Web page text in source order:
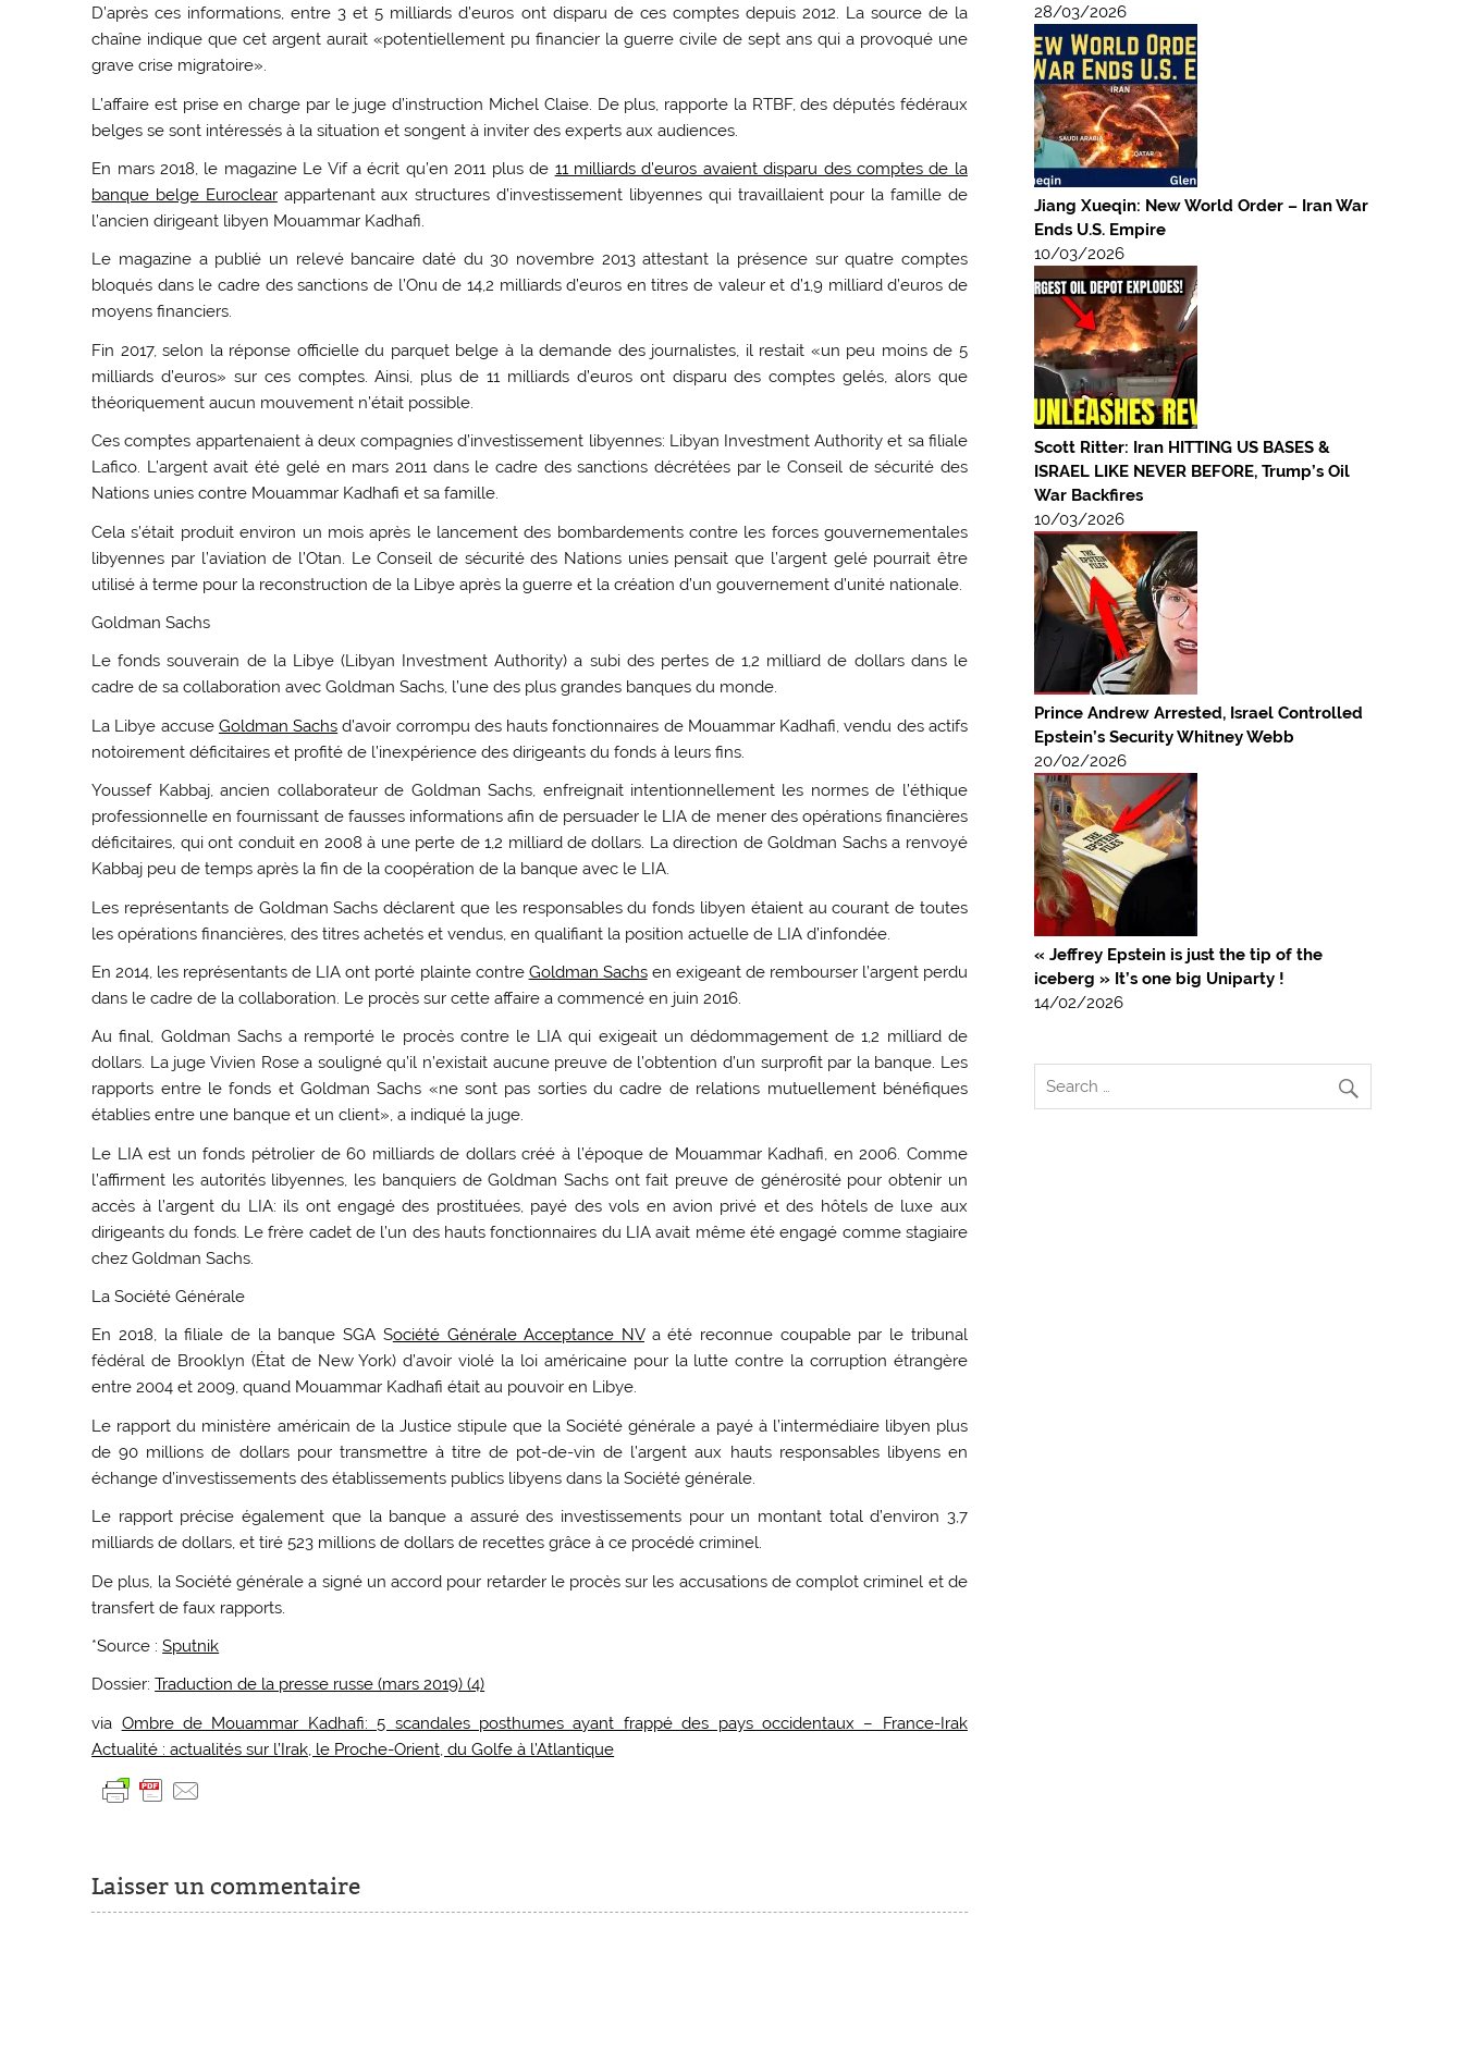
D’après ces informations, entre 3 et 5 milliards d’euros ont disparu de ces comptes depuis 2012. La source de la
chaîne indique que cet argent aurait «potentiellement pu financier la guerre civile de sept ans qui a provoqué une
grave crise migratoire».
L’affaire est prise en charge par le juge d’instruction Michel Claise. De plus, rapporte la RTBF, des députés fédéraux
belges se sont intéressés à la situation et songent à inviter des experts aux audiences.
En mars 2018, le magazine Le Vif a écrit qu’en 2011 plus de 11 milliards d’euros avaient disparu des comptes de la
banque belge Euroclearappartenant aux structures d’investissement libyennes qui travaillaient pour la famille de
l’ancien dirigeant libyen Mouammar Kadhafi.
Le magazine a publié un relevé bancaire daté du 30 novembre 2013 attestant la présence sur quatre comptes
bloqués dans le cadre des sanctions de l’Onu de 14,2 milliards d’euros en titres de valeur et d’1,9 milliard d’euros de
moyens financiers.
Fin 2017, selon la réponse officielle du parquet belge à la demande des journalistes, il restait «un peu moins de 5
milliards d’euros» sur ces comptes. Ainsi, plus de 11 milliards d’euros ont disparu des comptes gelés, alors que
théoriquement aucun mouvement n’était possible.
Ces comptes appartenaient à deux compagnies d’investissement libyennes: Libyan Investment Authority et sa filiale
Lafico. L’argent avait été gelé en mars 2011 dans le cadre des sanctions décrétées par le Conseil de sécurité des
Nations unies contre Mouammar Kadhafi et sa famille.
Cela s’était produit environ un mois après le lancement des bombardements contre les forces gouvernementales
libyennes par l’aviation de l’Otan. Le Conseil de sécurité des Nations unies pensait que l’argent gelé pourrait être
utilisé à terme pour la reconstruction de la Libye après la guerre et la création d’un gouvernement d’unité nationale.
Goldman Sachs
Le fonds souverain de la Libye (Libyan Investment Authority) a subi des pertes de 1,2 milliard de dollars dans le
cadre de sa collaboration avec Goldman Sachs, l’une des plus grandes banques du monde.
La Libye accuse Goldman Sachs d’avoir corrompu des hauts fonctionnaires de Mouammar Kadhafi, vendu des actifs
notoirement déficitaires et profité de l’inexpérience des dirigeants du fonds à leurs fins.
Youssef Kabbaj, ancien collaborateur de Goldman Sachs, enfreignait intentionnellement les normes de l’éthique
professionnelle en fournissant de fausses informations afin de persuader le LIA de mener des opérations financières
déficitaires, qui ont conduit en 2008 à une perte de 1,2 milliard de dollars. La direction de Goldman Sachs a renvoyé
Kabbaj peu de temps après la fin de la coopération de la banque avec le LIA.
Les représentants de Goldman Sachs déclarent que les responsables du fonds libyen étaient au courant de toutes
les opérations financières, des titres achetés et vendus, en qualifiant la position actuelle de LIA d’infondée.
En 2014, les représentants de LIA ont porté plainte contre Goldman Sachsen exigeant de rembourser l’argent perdu
dans le cadre de la collaboration. Le procès sur cette affaire a commencé en juin 2016.
Au final, Goldman Sachs a remporté le procès contre le LIA qui exigeait un dédommagement de 1,2 milliard de
dollars. La juge Vivien Rose a souligné qu’il n’existait aucune preuve de l’obtention d’un surprofit par la banque. Les
rapports entre le fonds et Goldman Sachs «ne sont pas sorties du cadre de relations mutuellement bénéfiques
établies entre une banque et un client», a indiqué la juge.
Le LIA est un fonds pétrolier de 60 milliards de dollars créé à l’époque de Mouammar Kadhafi, en 2006. Comme
l’affirment les autorités libyennes, les banquiers de Goldman Sachs ont fait preuve de générosité pour obtenir un
accès à l’argent du LIA: ils ont engagé des prostituées, payé des vols en avion privé et des hôtels de luxe aux
dirigeants du fonds. Le frère cadet de l’un des hauts fonctionnaires du LIA avait même été engagé comme stagiaire
chez Goldman Sachs.
La Société Générale
En 2018, la filiale de la banque SGA Société Générale Acceptance NVa été reconnue coupable par le tribunal
fédéral de Brooklyn (État de New York) d’avoir violé la loi américaine pour la lutte contre la corruption étrangère
entre 2004 et 2009, quand Mouammar Kadhafi était au pouvoir en Libye.
Le rapport du ministère américain de la Justice stipule que la Société générale a payé à l’intermédiaire libyen plus
de 90 millions de dollars pour transmettre à titre de pot-de-vin de l’argent aux hauts responsables libyens en
échange d’investissements des établissements publics libyens dans la Société générale.
Le rapport précise également que la banque a assuré des investissements pour un montant total d’environ 3,7
milliards de dollars, et tiré 523 millions de dollars de recettes grâce à ce procédé criminel.
De plus, la Société générale a signé un accord pour retarder le procès sur les accusations de complot criminel et de
transfert de faux rapports.
*Source :Sputnik
Dossier:Traduction de la presse russe (mars 2019) (4)
via Ombre de Mouammar Kadhafi: 5 scandales posthumes ayant frappé des pays occidentaux – France-Irak
Actualité : actualités sur l’Irak, le Proche-Orient, du Golfe à l’Atlantique
Laisser un commentaire
28/03/2026
Jiang Xueqin: New World Order – Iran War
Ends U.S. Empire
10/03/2026
Scott Ritter: Iran HITTING US BASES &
ISRAEL LIKE NEVER BEFORE, Trump’s Oil
War Backfires
10/03/2026
Prince Andrew Arrested, Israel Controlled
Epstein’s Security Whitney Webb
20/02/2026
« Jeffrey Epstein is just the tip of the
iceberg » It’s one big Uniparty !
14/02/2026